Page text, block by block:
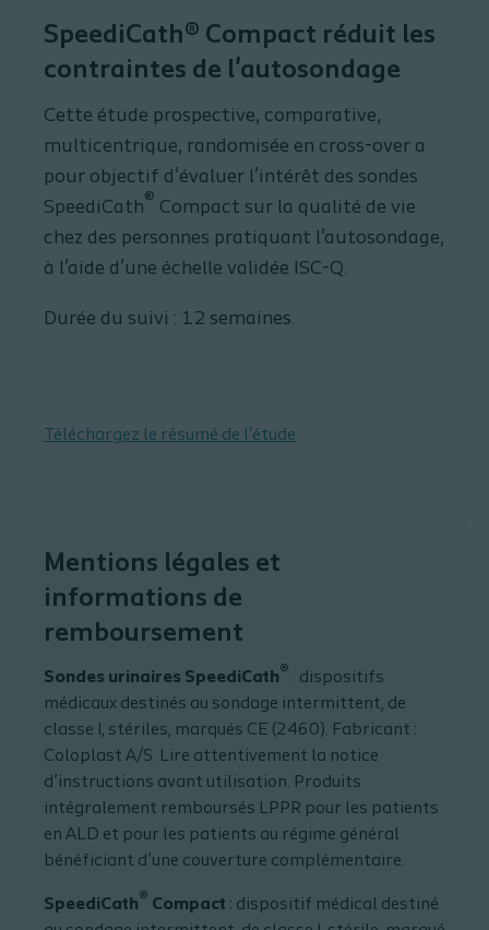
SpeediCath® Compact réduit les
contraintes de l'autosondage
Cette étude prospective, comparative,
multicentrique, randomisée en cross-over a
pour objectif d'évaluer l’intérêt des sondes
SpeediCath® Compact sur la qualité de vie
chez des personnes pratiquant l'autosondage,
à l’aide d’une échelle validée ISC-Q.
Durée du suivi : 12 semaines.
Téléchargez le résumé de l'étude
Mentions légales et
informations de
remboursement
Sondes urinaires SpeediCath® : dispositifs
médicaux destinés au sondage intermittent, de
classe I, stériles, marqués CE (2460). Fabricant :
Coloplast A/S. Lire attentivement la notice
d’instructions avant utilisation. Produits
intégralement remboursés LPPR pour les patients
en ALD et pour les patients au régime général
bénéficiant d’une couverture complémentaire.
SpeediCath® Compact : dispositif médical destiné